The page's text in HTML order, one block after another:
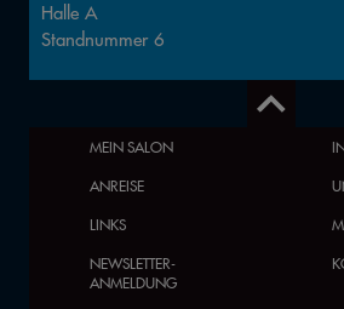
Halle A
Standnummer 6
MEIN SALON
ANREISE
LINKS
NEWSLETTER-
ANMELDUNG